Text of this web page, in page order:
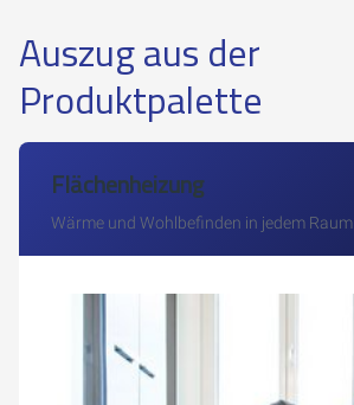
Auszug aus der
Produktpalette
Flächenheizung
Wärme und Wohlbefinden in jedem Raum